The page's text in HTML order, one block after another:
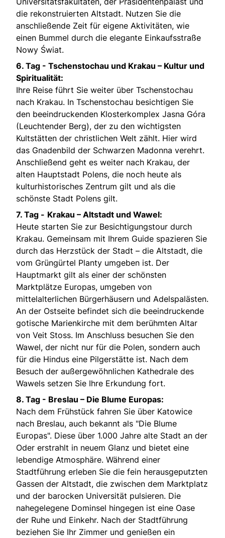
die rekonstruierten Altstadt. Nutzen Sie die
anschließende Zeit für eigene Aktivitäten, wie
einen Bummel durch die elegante Einkaufsstraße
Nowy Świat.
6. Tag - Tschenstochau und Krakau – Kultur und
Spiritualität:
Ihre Reise führt Sie weiter über Tschenstochau
nach Krakau. In Tschenstochau besichtigen Sie
den beeindruckenden Klosterkomplex Jasna Góra
(Leuchtender Berg), der zu den wichtigsten
Kultstätten der christlichen Welt zählt. Hier wird
das Gnadenbild der Schwarzen Madonna verehrt.
Anschließend geht es weiter nach Krakau, der
alten Hauptstadt Polens, die noch heute als
kulturhistorisches Zentrum gilt und als die
schönste Stadt Polens gilt.
7. Tag - Krakau – Altstadt und Wawel:
Heute starten Sie zur Besichtigungstour durch
Krakau. Gemeinsam mit Ihrem Guide spazieren Sie
durch das Herzstück der Stadt – die Altstadt, die
vom Grüngürtel Planty umgeben ist. Der
Hauptmarkt gilt als einer der schönsten
Marktplätze Europas, umgeben von
mittelalterlichen Bürgerhäusern und Adelspalästen.
An der Ostseite befindet sich die beeindruckende
gotische Marienkirche mit dem berühmten Altar
von Veit Stoss. Im Anschluss besuchen Sie den
Wawel, der nicht nur für die Polen, sondern auch
für die Hindus eine Pilgerstätte ist. Nach dem
Besuch der außergewöhnlichen Kathedrale des
Wawels setzen Sie Ihre Erkundung fort.
8. Tag - Breslau – Die Blume Europas:
Nach dem Frühstück fahren Sie über Katowice
nach Breslau, auch bekannt als "Die Blume
Europas". Diese über 1.000 Jahre alte Stadt an der
Oder erstrahlt in neuem Glanz und bietet eine
lebendige Atmosphäre. Während einer
Stadtführung erleben Sie die fein herausgeputzten
Gassen der Altstadt, die zwischen dem Marktplatz
und der barocken Universität pulsieren. Die
nahegelegene Dominsel hingegen ist eine Oase
der Ruhe und Einkehr. Nach der Stadtführung
beziehen Sie Ihr Zimmer und genießen ein